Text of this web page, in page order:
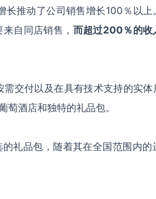
长推动了公司销售增长100％以上
自同店销售， 而超过200％的收
交付以及在具有技术支持的实
萄酒店和独特的礼品包。
礼品包，随着其在全国范围内的